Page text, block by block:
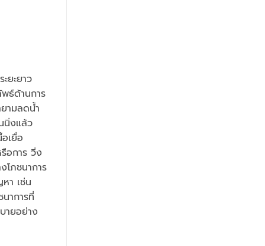
ยะยาว
ธ์ด้านการ
ามลดน้ำ
นิ่งแล้ว
เยื่อ
อการ วิ่ง
โภชนาการ
า เช่น
าการที่
ายอย่าง